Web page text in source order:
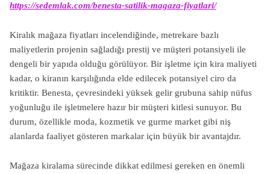
https://sedemlak.com/benesta-satilik-magaza-fiyatlari/
Kiralık mağaza fiyatları incelendiğinde, metrekare bazlı
maliyetlerin projenin sağladığı prestij ve müşteri potansiyeli ile
dengeli bir yapıda olduğu görülüyor. Bir işletme için kira maliyeti
kadar, o kiranın karşılığında elde edilecek potansiyel ciro da
kritiktir. Benesta, çevresindeki yüksek gelir grubuna sahip nüfus
yoğunluğu ile işletmelere hazır bir müşteri kitlesi sunuyor. Bu
durum, özellikle moda, kozmetik ve gurme market gibi niş
alanlarda faaliyet gösteren markalar için büyük bir avantajdır.
Mağaza kiralama sürecinde dikkat edilmesi gereken en önemli